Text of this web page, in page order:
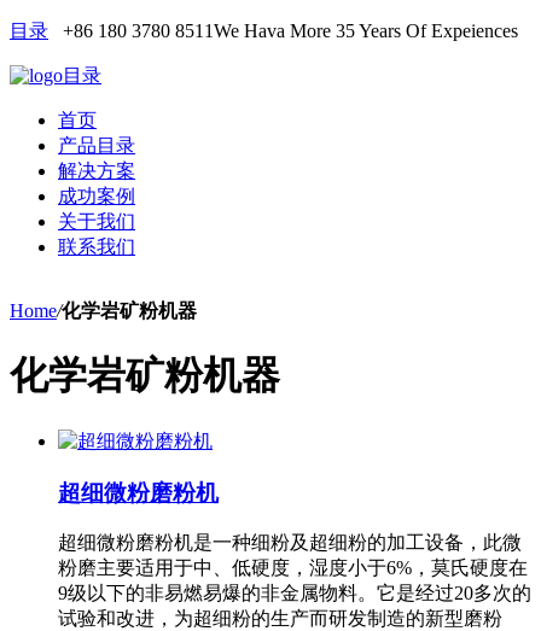
目录 +86 180 3780 8511We Hava More 35 Years Of Expeiences
目录
首页
产品目录
解决方案
成功案例
关于我们
联系我们
Home/化学岩矿粉机器
化学岩矿粉机器
超细微粉磨粉机
超细微粉磨粉机是一种细粉及超细粉的加工设备，此微
粉磨主要适用于中、低硬度，湿度小于6%，莫氏硬度在
9级以下的非易燃易爆的非金属物料。它是经过20多次的
试验和改进，为超细粉的生产而研发制造的新型磨粉